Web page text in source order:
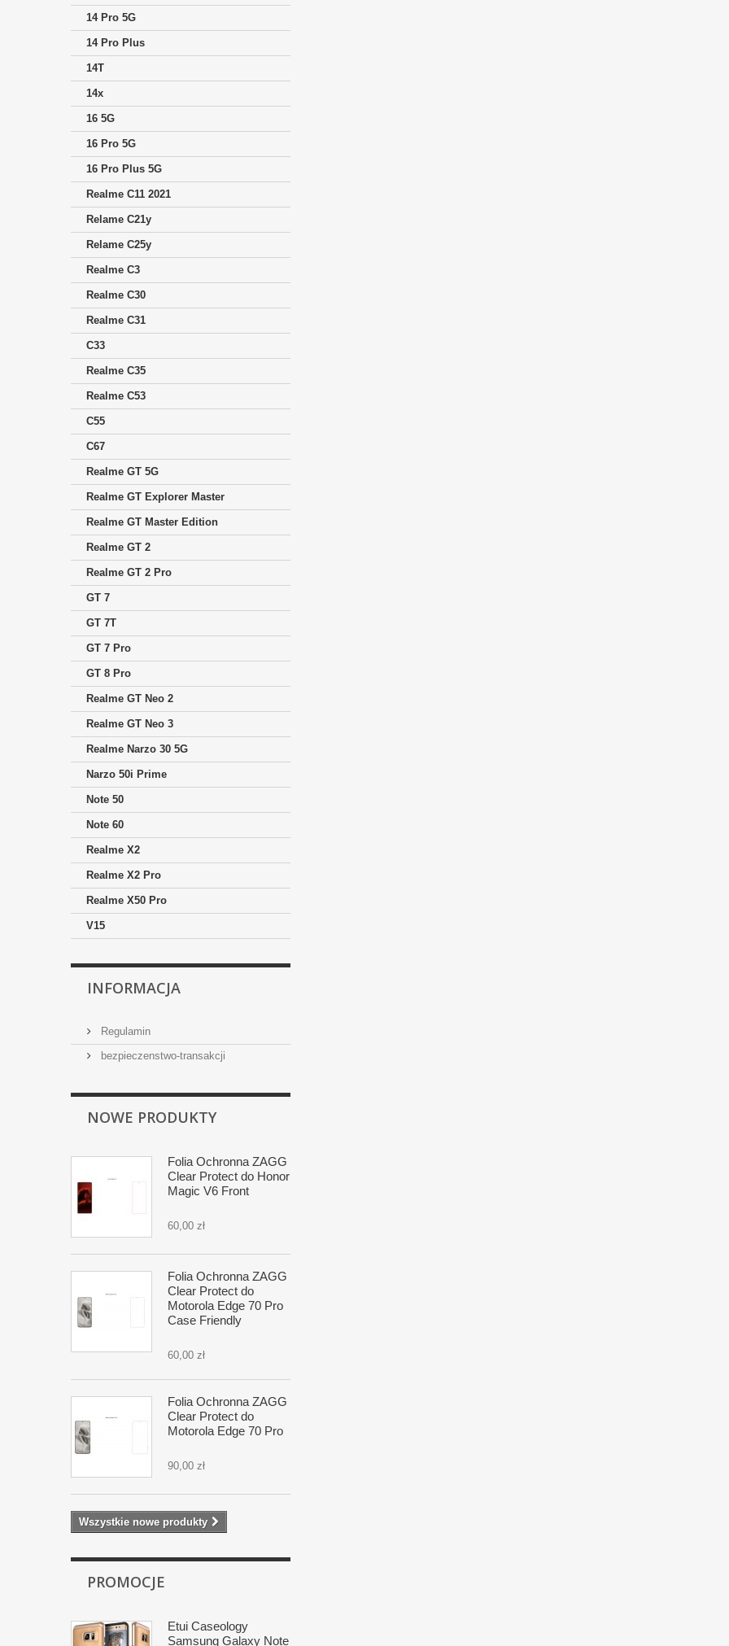
14 Pro 5G
14 Pro Plus
14T
14x
16 5G
16 Pro 5G
16 Pro Plus 5G
Realme C11 2021
Relame C21y
Relame C25y
Realme C3
Realme C30
Realme C31
C33
Realme C35
Realme C53
C55
C67
Realme GT 5G
Realme GT Explorer Master
Realme GT Master Edition
Realme GT 2
Realme GT 2 Pro
GT 7
GT 7T
GT 7 Pro
GT 8 Pro
Realme GT Neo 2
Realme GT Neo 3
Realme Narzo 30 5G
Narzo 50i Prime
Note 50
Note 60
Realme X2
Realme X2 Pro
Realme X50 Pro
V15
INFORMACJA
Regulamin
bezpieczenstwo-transakcji
NOWE PRODUKTY
Folia Ochronna ZAGG
Clear Protect do Honor
Magic V6 Front
60,00 zł
Folia Ochronna ZAGG
Clear Protect do
Motorola Edge 70 Pro
Case Friendly
60,00 zł
Folia Ochronna ZAGG
Clear Protect do
Motorola Edge 70 Pro
90,00 zł
Wszystkie nowe produkty
PROMOCJE
Etui Caseology
Samsung Galaxy Note